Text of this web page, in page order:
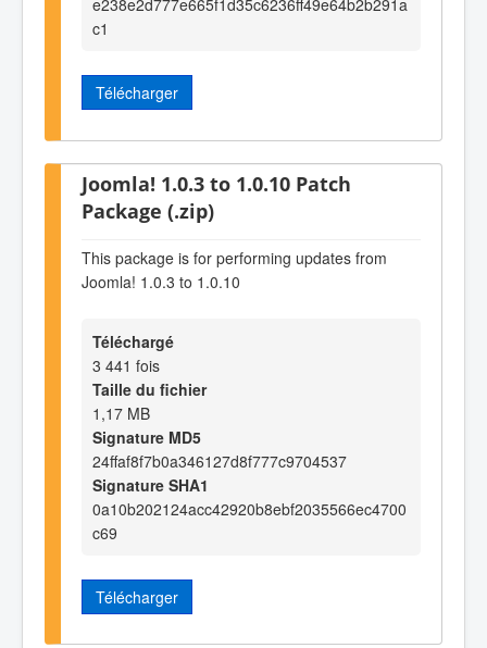
e238e2d777e665f1d35c6236ff49e64b2b291a
c1
Télécharger
Joomla! 1.0.3 to 1.0.10 Patch
Package (.zip)
This package is for performing updates from
Joomla! 1.0.3 to 1.0.10
Téléchargé
3 441 fois
Taille du fichier
1,17 MB
Signature MD5
24ffaf8f7b0a346127d8f777c9704537
Signature SHA1
0a10b202124acc42920b8ebf2035566ec4700
c69
Télécharger